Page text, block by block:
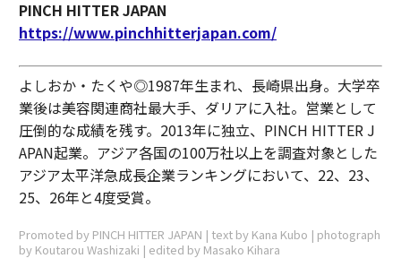
PINCH HITTER JAPAN
https://www.pinchhitterjapan.com/
よしおか・たくや◎1987年生まれ、長崎県出身。大学卒
業後は美容関連商社最大手、ダリアに入社。営業として
圧倒的な成績を残す。2013年に独立、PINCH HITTER J
APAN起業。アジア各国の100万社以上を調査対象とした
アジア太平洋急成長企業ランキングにおいて、22、23、
25、26年と4度受賞。
Promoted by PINCH HITTER JAPAN | text by Kana Kubo | photograph
by Koutarou Washizaki | edited by Masako Kihara